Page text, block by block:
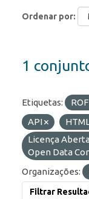
Ordenar por
1
Etiquetas: ROF
API
Licença
Open Data
Organizações:
Filtrar